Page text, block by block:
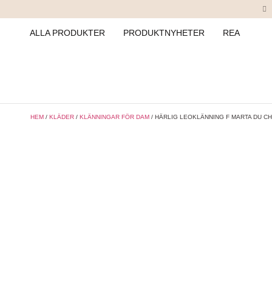
ALLA PRODUKTER PRODUKTNYHETER REA
HEM / KLÄDER / KLÄNNINGAR FÖR DAM / HÄRLIG LEOKLÄNNING F MARTA DU